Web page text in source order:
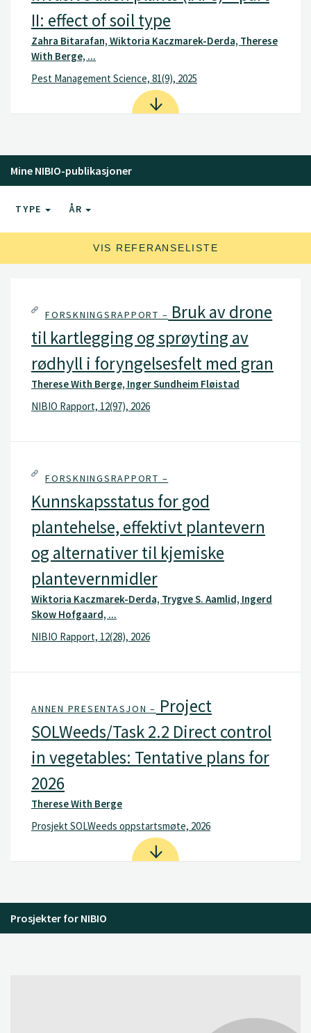
II: effect of soil type
Zahra Bitarafan, Wiktoria Kaczmarek-Derda, Therese
With Berge, ...
Pest Management Science, 81(9), 2025
Mine NIBIO-publikasjoner
TYPE ÅR
VIS REFERANSELISTE
FORSKNINGSRAPPORT – Bruk av drone
til kartlegging og sprøyting av
rødhyll i foryngelsesfelt med gran
Therese With Berge, Inger Sundheim Fløistad
NIBIO Rapport, 12(97), 2026
FORSKNINGSRAPPORT –
Kunnskapsstatus for god
plantehelse, effektivt plantevern
og alternativer til kjemiske
plantevernmidler
Wiktoria Kaczmarek-Derda, Trygve S. Aamlid, Ingerd
Skow Hofgaard, ...
NIBIO Rapport, 12(28), 2026
ANNEN PRESENTASJON – Project
SOLWeeds/Task 2.2 Direct control
in vegetables: Tentative plans for
2026
Therese With Berge
Prosjekt SOLWeeds oppstartsmøte, 2026
Prosjekter for NIBIO